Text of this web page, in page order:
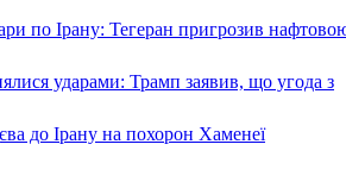
по Ірану: Тегеран пригрозив
ударами: Трамп заявив, що угода з
до Ірану на похорон Хаменеї